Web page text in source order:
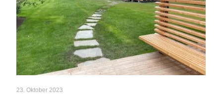
23. Oktober 2023